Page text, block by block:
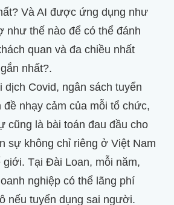
Và AI được ứng dụng như
như thế nào để có thể đánh
quan và đa chiều nhất
nhất?.
dịch Covid, ngân sách tuyển
đề nhạy cảm của mỗi tổ chức,
cũng là bài toán đau đầu cho
sự không chỉ riêng ở Việt Nam
giới. Tại Đài Loan, mỗi năm,
nghiệp có thể lãng phí
nếu tuyển dụng sai người.